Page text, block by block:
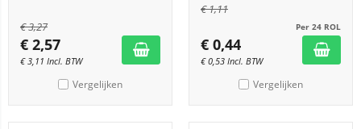
€3,27
€ 2,57
€3,11 Incl. BTW
Vergelijken
€1,11
Per 24 ROL
€ 0,44
€0,53 Incl. BTW
Vergelijken